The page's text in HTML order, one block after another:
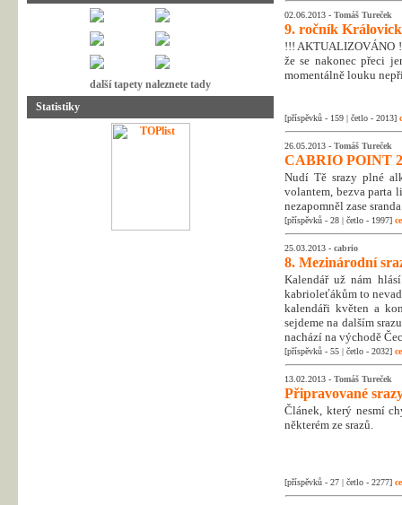
další tapety naleznete tady
Statistiky
02.06.2013 - Tomáš Tureček
9. ročník
!!! AKTUALIZOVÁNO
že se nakonec přeci
momentálně louku
[příspěvků - 159 | četlo - 2013]
26.05.2013 - Tomáš Tureček
CABRIO POINT
Nudí Tě srazy plné
volantem, bezva parta
nezapomněl zase
[příspěvků - 28 | četlo - 1997]
25.03.2013 - cabrio
8. Mezinárodní
Kalendář už nám
kabrioleťákům to
kalendáři květen a
sejdeme na dalším
nachází na východě
[příspěvků - 55 | četlo - 2032]
13.02.2013 - Tomáš Tureček
Připravované
Článek, který nesmí
některém ze srazů.
[příspěvků - 27 | četlo - 2277]